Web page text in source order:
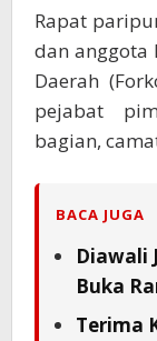
Rapat
dan anggota
Daerah
pejabat
bagian,
BACA JUGA
Diawali
Buka
Terima